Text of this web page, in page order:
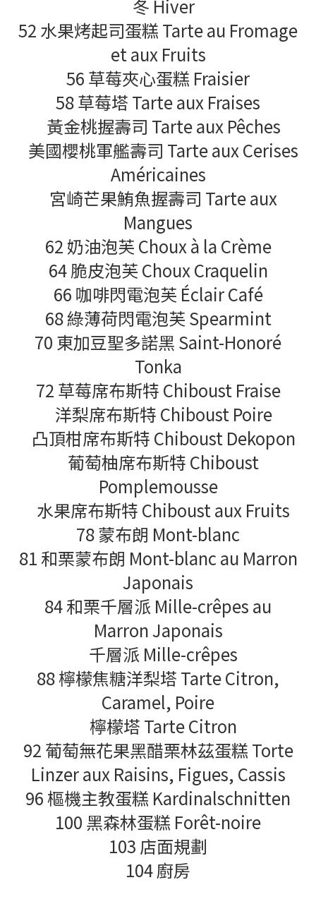
冬 Hiver
52 水果烤起司蛋糕 Tarte au Fromage
et aux Fruits
56 草莓夾心蛋糕 Fraisier
58 草莓塔 Tarte aux Fraises
黃金桃握壽司 Tarte aux Pêches
美國櫻桃軍艦壽司 Tarte aux Cerises
Américaines
宮崎芒果鮪魚握壽司 Tarte aux
Mangues
62 奶油泡芙 Choux à la Crème
64 脆皮泡芙 Choux Craquelin
66 咖啡閃電泡芙 Éclair Café
68 綠薄荷閃電泡芙 Spearmint
70 東加豆聖多諾黑 Saint-Honoré
Tonka
72 草莓席布斯特 Chiboust Fraise
洋梨席布斯特 Chiboust Poire
凸頂柑席布斯特 Chiboust Dekopon
葡萄柚席布斯特 Chiboust
Pomplemousse
水果席布斯特 Chiboust aux Fruits
78 蒙布朗 Mont-blanc
81 和栗蒙布朗 Mont-blanc au Marron
Japonais
84 和栗千層派 Mille-crêpes au
Marron Japonais
千層派 Mille-crêpes
88 檸檬焦糖洋梨塔 Tarte Citron,
Caramel, Poire
檸檬塔 Tarte Citron
92 葡萄無花果黑醋栗林茲蛋糕 Torte
Linzer aux Raisins, Figues, Cassis
96 樞機主教蛋糕 Kardinalschnitten
100 黑森林蛋糕 Forêt-noire
103 店面規劃
104 廚房